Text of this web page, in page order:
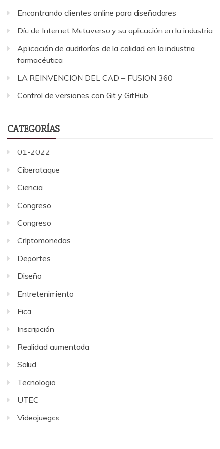
Encontrando clientes online para diseñadores
Día de Internet Metaverso y su aplicación en la industria
Aplicación de auditorías de la calidad en la industria
farmacéutica
LA REINVENCION DEL CAD – FUSION 360
Control de versiones con Git y GitHub
CATEGORÍAS
01-2022
Ciberataque
Ciencia
Congreso
Congreso
Criptomonedas
Deportes
Diseño
Entretenimiento
Fica
Inscripción
Realidad aumentada
Salud
Tecnologia
UTEC
Videojuegos